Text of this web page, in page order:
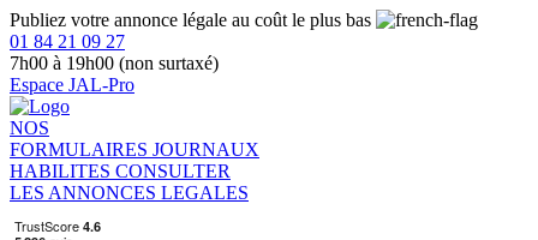
Publiez votre annonce légale au coût le plus bas
01 84 21 09 27
7h00 à 19h00 (non surtaxé)
Espace JAL-Pro
NOS
FORMULAIRES JOURNAUX
HABILITES CONSULTER
LES ANNONCES LEGALES